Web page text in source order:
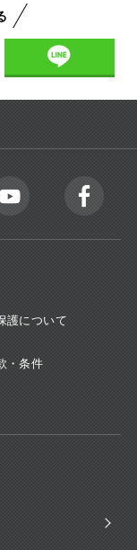
護について
・条件